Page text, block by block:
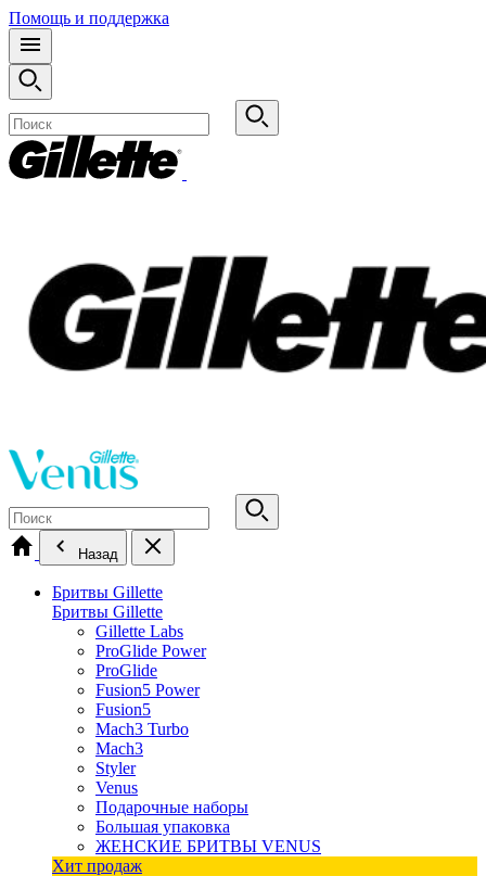
Помощь и поддержка
Назад
Бритвы Gillette
Бритвы Gillette
Gillette Labs
ProGlide Power
ProGlide
Fusion5 Power
Fusion5
Mach3 Turbo
Mach3
Styler
Venus
Подарочные наборы
Большая упаковка
ЖЕНСКИЕ БРИТВЫ VENUS
Хит продаж